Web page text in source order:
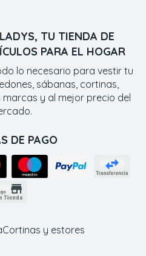
TU TIENDA DE
PARA EL HOGAR
lo necesario para vestir tu
sábanas, cortinas,
marcas y al mejor precio del
DE PAGO
Cortinas y estores